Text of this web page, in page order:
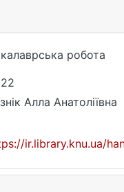
робота
Aлла Анатоліївна
ir.library.knu.ua/